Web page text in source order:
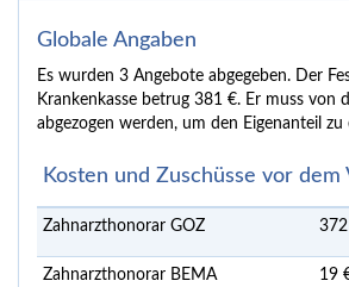
Globale Angaben
Es wurden 3 Angebote abgegeben. Der
Krankenkasse betrug 381 €. Er muss von
abgezogen werden, um den Eigenanteil zu
Kosten und Zuschüsse vor dem
Zahnarzthonorar GOZ
Zahnarzthonorar BEMA 19